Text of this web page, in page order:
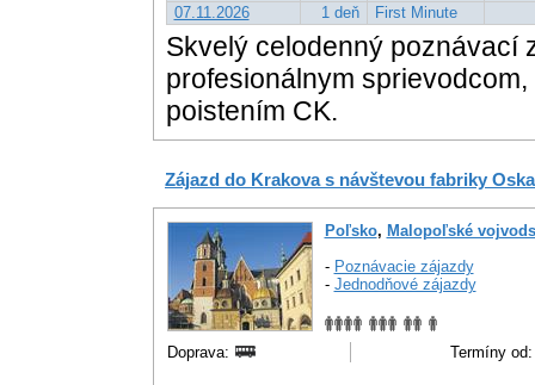
07.11.2026
1 deň First Minute
Skvelý celodenný poznávací
profesionálnym
poistením CK.
Zájazd do Krakova s návštevou fabriky
Poľsko, Malopoľské
- Poznávacie zájazdy
- Jednodňové zájazdy
Doprava: Termíny